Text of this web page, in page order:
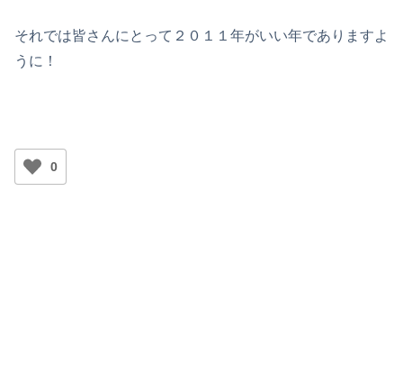
それでは皆さんにとって２０１１年がいい年でありますよ
うに！
0